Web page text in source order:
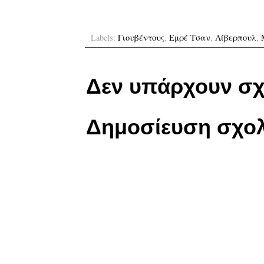
Labels: Γιουβέντους, Εμρέ Τσαν, Λίβερπουλ,
Δεν υπάρχουν
Δημοσίευση